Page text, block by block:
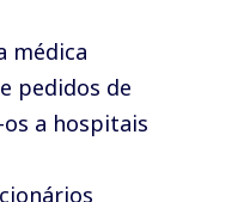
médica
pedidos de
a hospitais